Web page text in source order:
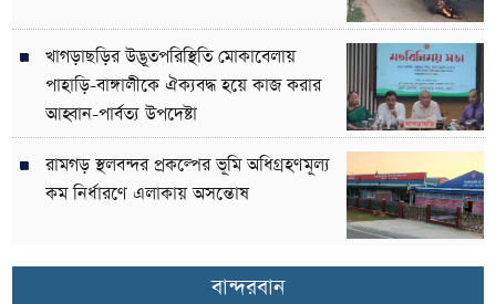
খাগড়াছড়ির উদ্ভূতপরিস্থিতি মোকাবেলায়
পাহাড়ি-বাঙ্গালীকে ঐক্যবদ্ধ হয়ে কাজ করার
আহ্বান-পার্বত্য উপদেষ্টা
রামগড় স্থলবন্দর প্রকল্পের ভূমি অধিগ্রহণমূল্য
কম নির্ধারণে এলাকায় অসন্তোষ
বান্দরবান